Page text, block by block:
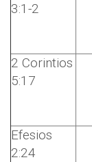
3:1-2
2 Corintios
5:17
Efesios
2:24